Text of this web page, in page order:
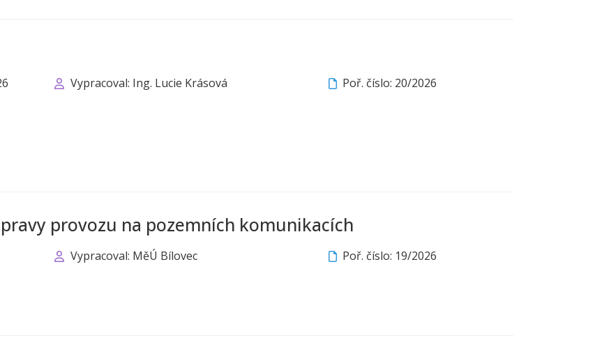
Vypracoval: Ing. Lucie Krásová Poř. číslo: 20/2026
provozu na pozemních komunikacích
Vypracoval: MěÚ Bílovec Poř. číslo: 19/2026